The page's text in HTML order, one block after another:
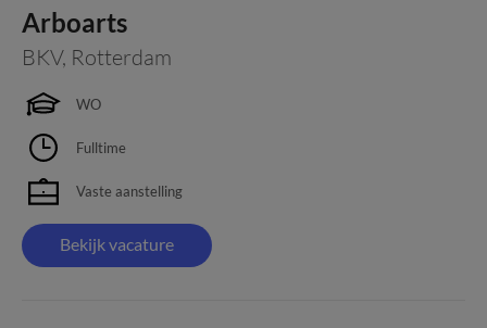
Arboarts
BKV, Rotterdam
WO
Fulltime
Vaste aanstelling
Bekijk vacature